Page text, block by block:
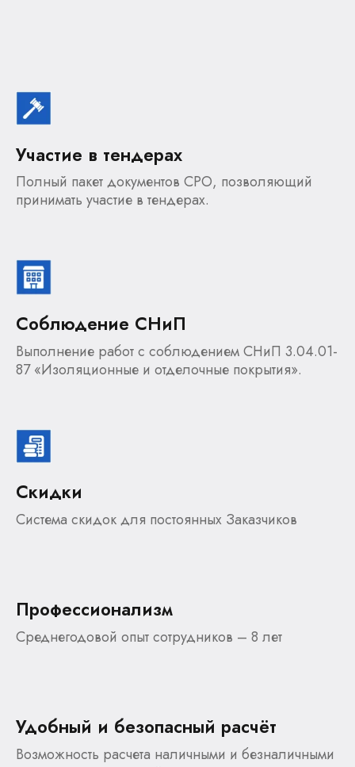
Участие в тендерах
Полный пакет документов СРО, позволяющий
принимать участие в тендерах.
Соблюдение СНиП
Выполнение работ с соблюдением СНиП 3.04.01-
87 «Изоляционные и отделочные покрытия».
Скидки
Система скидок для постоянных Заказчиков
Профессионализм
Среднегодовой опыт сотрудников – 8 лет
Удобный и безопасный расчёт
Возможность расчета наличными и безналичными